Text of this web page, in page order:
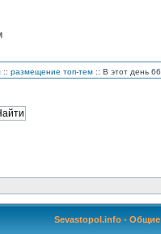
:: размещение топ-тем :: В этот день
Sevastopol.info - Общие